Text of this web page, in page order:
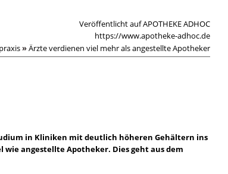
Veröffentlicht auf APOTHEKE ADHOC
https://www.apotheke-adhoc.de
»Ärzte verdienen viel mehr als angestellte Apotheker
in Kliniken mit deutlich höheren Gehältern ins
angestellte Apotheker. Dies geht aus dem